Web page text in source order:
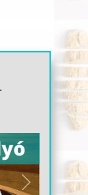
Next